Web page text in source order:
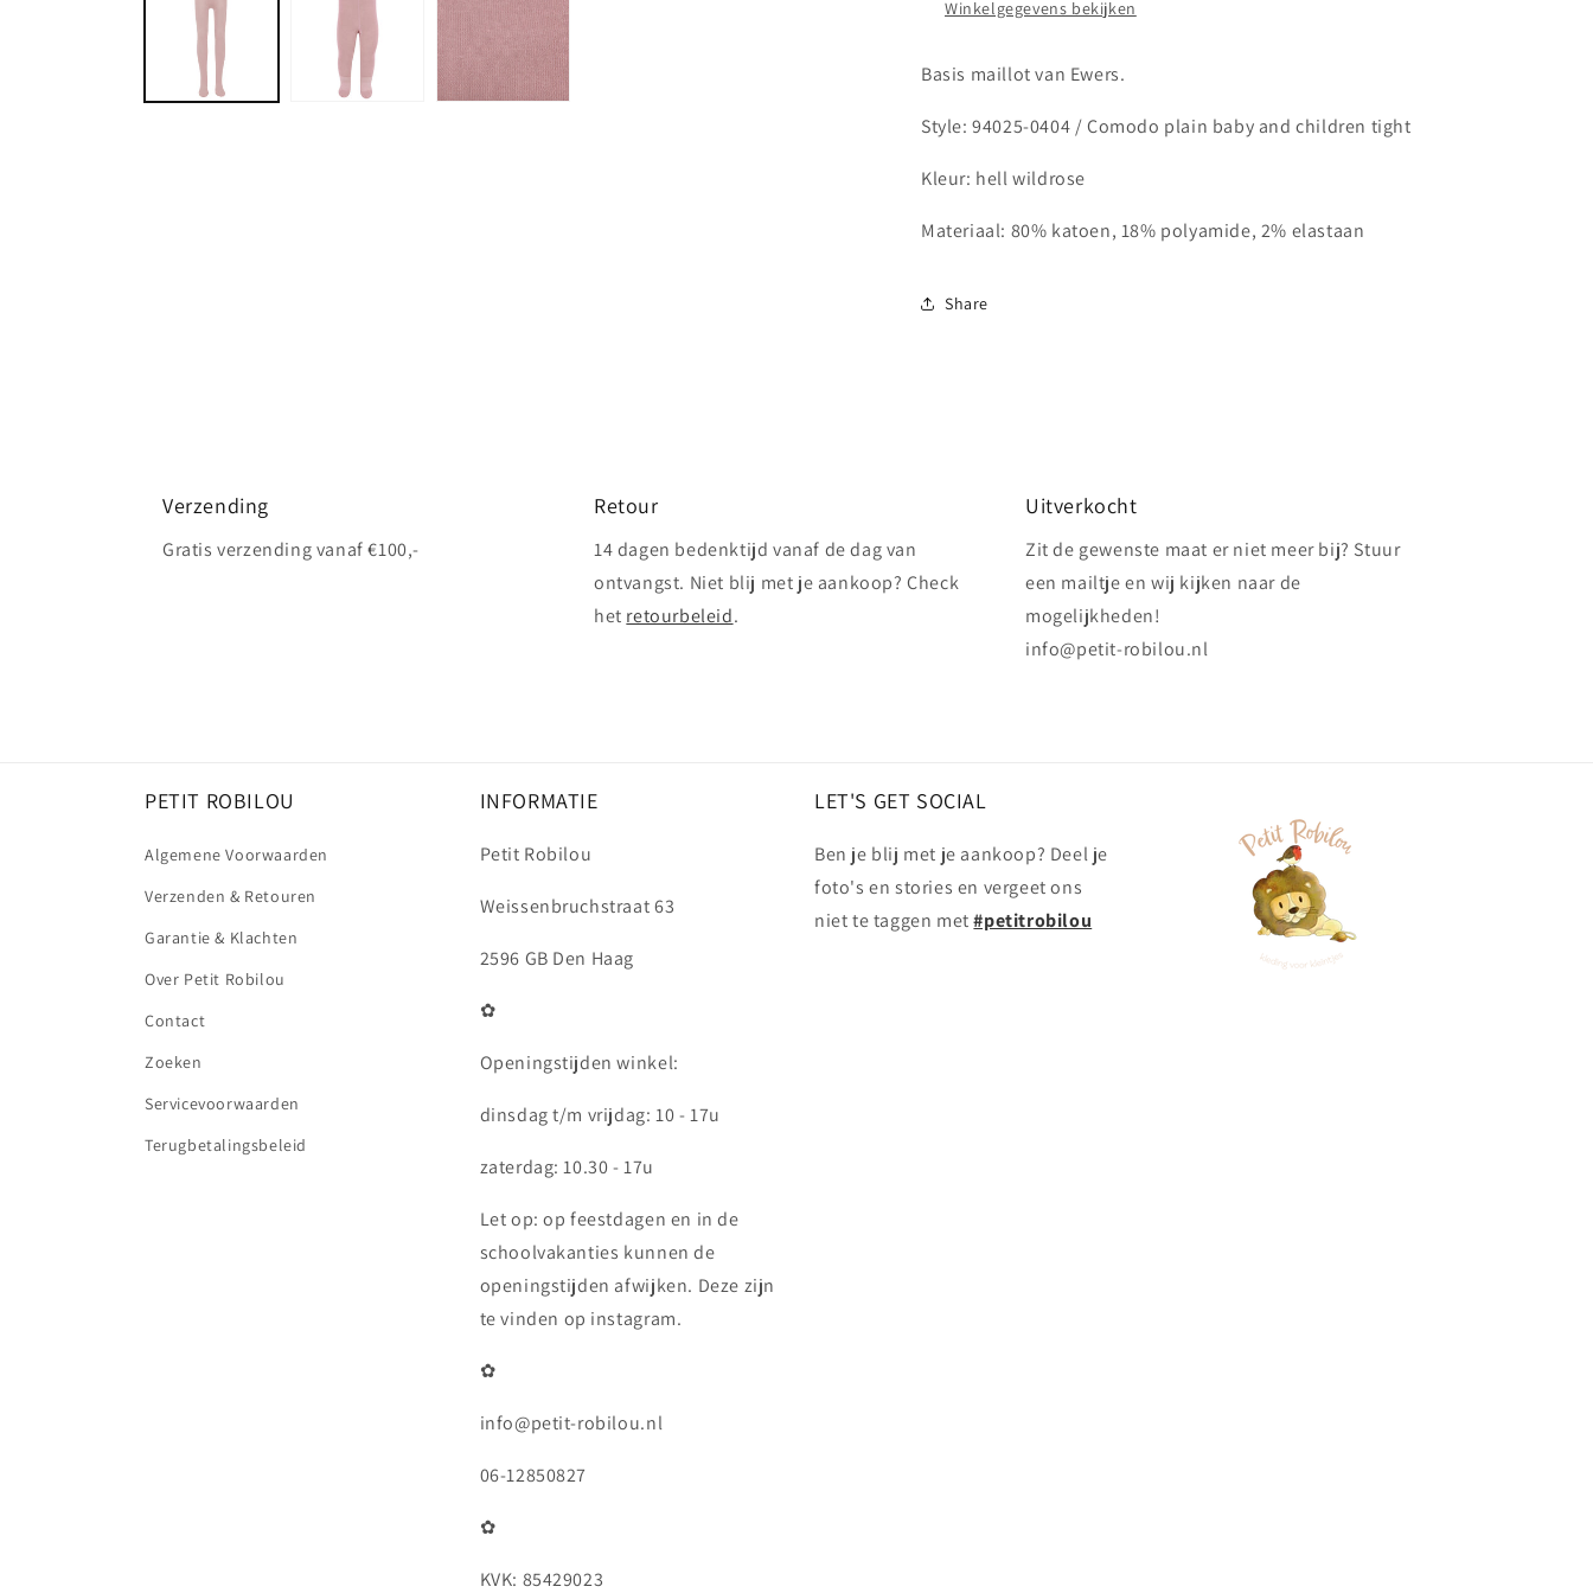
Winkelgegevens bekijken
Basis maillot van Ewers.
Style: 94025-0404 / Comodo plain baby and children tight
Kleur: hell wildrose
Materiaal: 80% katoen, 18% polyamide, 2% elastaan
Share
Verzending
Gratis verzending vanaf €100,-
Retour
14 dagen bedenktijd vanaf de dag van
ontvangst. Niet blij met je aankoop? Check
het retourbeleid.
Uitverkocht
Zit de gewenste maat er niet meer bij? Stuur
een mailtje en wij kijken naar de
mogelijkheden!
info@petit-robilou.nl
PETIT ROBILOU
Algemene Voorwaarden
Verzenden & Retouren
Garantie & Klachten
Over Petit Robilou
Contact
Zoeken
Servicevoorwaarden
Terugbetalingsbeleid
INFORMATIE
Petit Robilou
Weissenbruchstraat 63
2596 GB Den Haag
✿
Openingstijden winkel:
dinsdag t/m vrijdag: 10 - 17u
zaterdag: 10.30 - 17u
Let op: op feestdagen en in de
schoolvakanties kunnen de
openingstijden afwijken. Deze zijn
te vinden op instagram.
✿
info@petit-robilou.nl
06-12850827
✿
KVK: 85429023
LET'S GET SOCIAL
Ben je blij met je aankoop? Deel je
foto's en stories en vergeet ons
niet te taggen met#petitrobilou